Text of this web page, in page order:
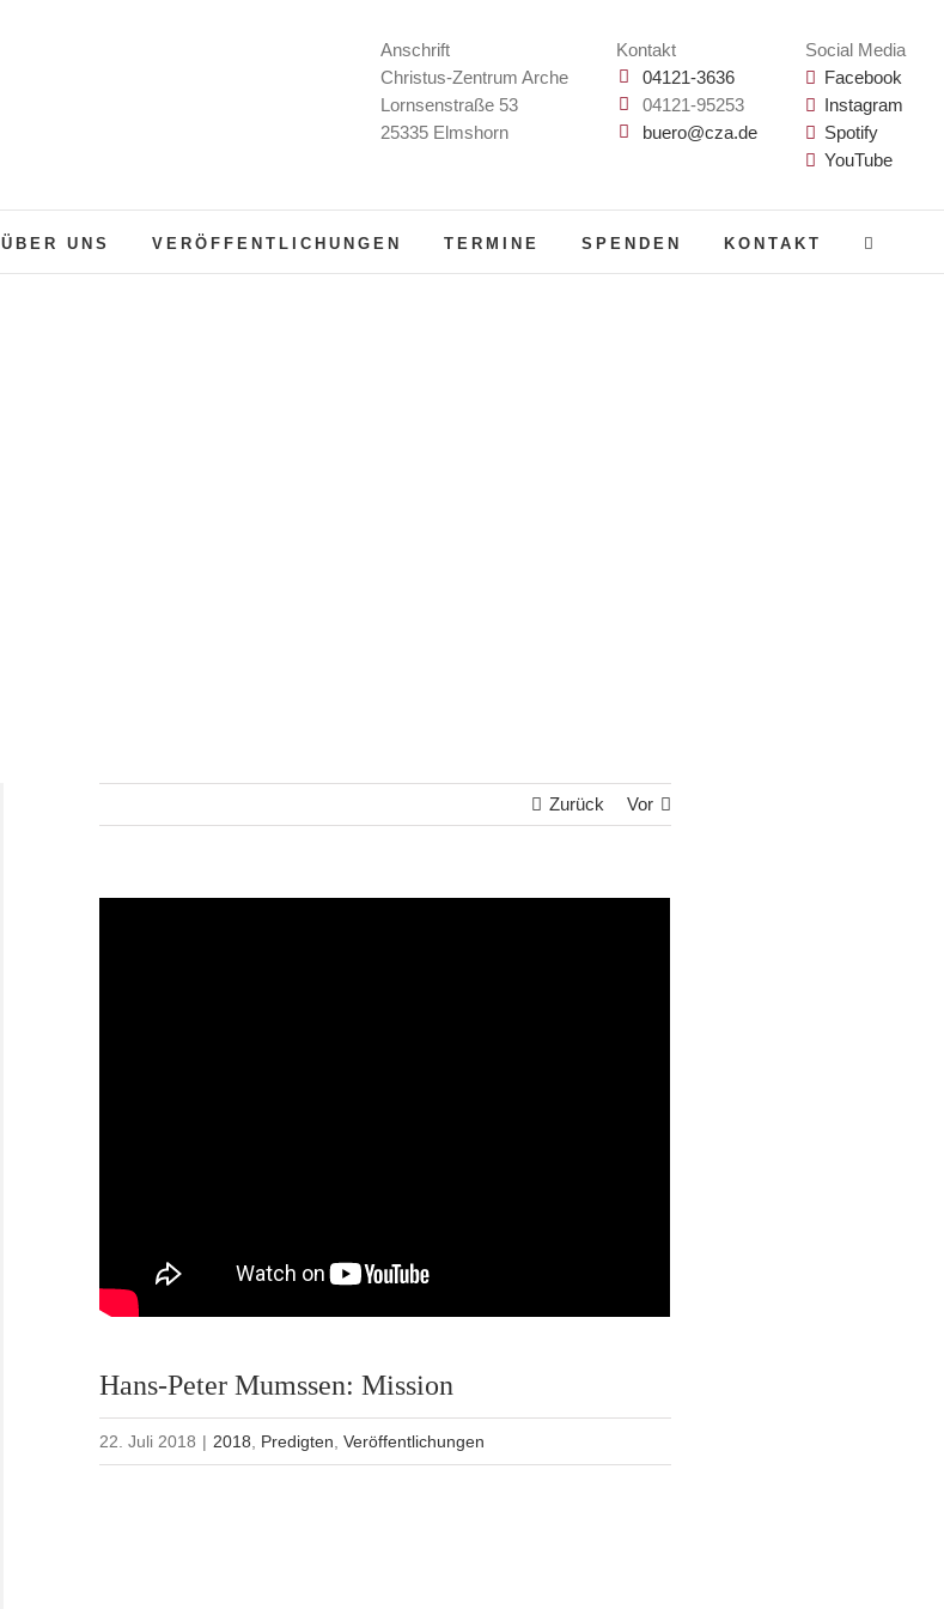
Anschrift
Christus-Zentrum Arche
Lornsenstraße 53
25335 Elmshorn
Kontakt
04121-3636
04121-95253
buero@cza.de
Social Media
Facebook
Instagram
Spotify
YouTube
ÜBER UNS VERÖFFENTLICHUNGEN TERMINE SPENDEN KONTAKT
Zurück Vor
Hans-Peter Mumssen: Mission
22. Juli 2018 | 2018 Predigten ,Veröffentlichungen